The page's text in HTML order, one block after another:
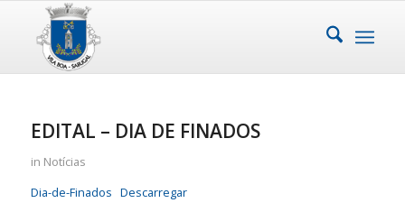
EDITAL – DIA DE FINADOS
in Notícias
Dia-de-Finados Descarregar